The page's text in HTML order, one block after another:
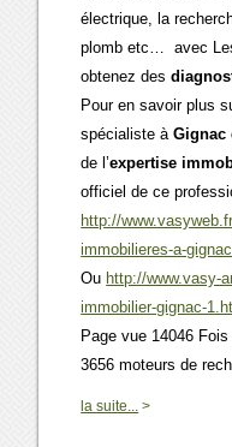
électrique, la
plomb etc… avec
obtenez des
Pour en savoir plus
spécialiste à
de l’expertise
officiel de ce
http://
immobilieres-a-
Ou http://www.vasy-
immobilier-gignac-
Page vue 14046
3656 moteurs de
la suite... >